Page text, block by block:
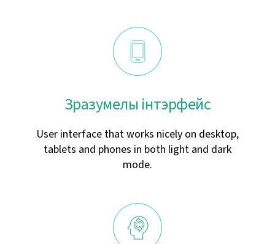
Зразумелы інтэрфейс
User interface that works nicely on desktop,
tablets and phones in both light and dark
mode.